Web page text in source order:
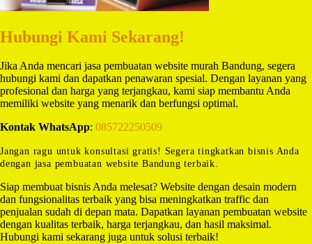
Hubungi Kami Sekarang!
Jika Anda mencari jasa pembuatan website murah Bandung, segera
hubungi kami dan dapatkan penawaran spesial. Dengan layanan yang
profesional dan harga yang terjangkau, kami siap membantu Anda
memiliki website yang menarik dan berfungsi optimal.
Kontak WhatsApp: 085722250509
Jangan ragu untuk konsultasi gratis! Segera tingkatkan bisnis Anda
dengan jasa pembuatan website Bandung terbaik.
Siap membuat bisnis Anda melesat? Website dengan desain modern
dan fungsionalitas terbaik yang bisa meningkatkan traffic dan
penjualan sudah di depan mata. Dapatkan layanan pembuatan website
dengan kualitas terbaik, harga terjangkau, dan hasil maksimal.
Hubungi kami sekarang juga untuk solusi terbaik!